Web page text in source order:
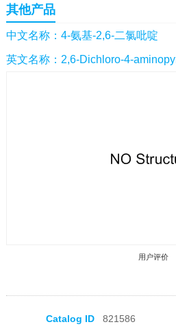
间体|抗高血压药物中间体
感染药物中间体
体 |抗精神病药物中间体|抗炎药
药中间体|其他原料药中间体|
其他产品
中文名称：4-氨基-2,6-二氯吡啶
英文名称：2,6-Dichloro-4-
用户评价
Catalog ID
821586